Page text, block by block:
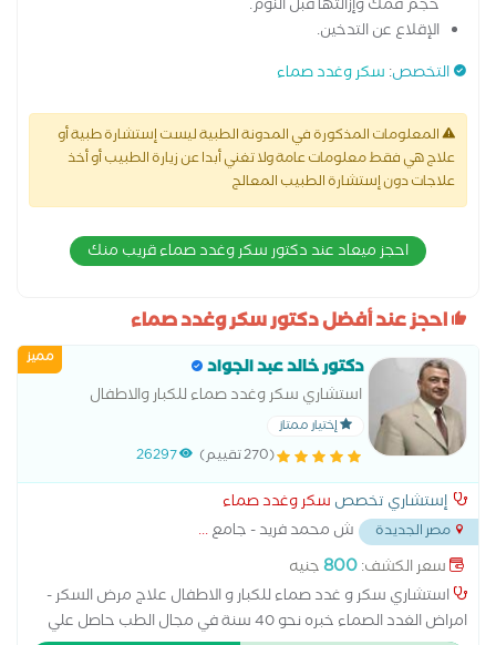
حجم فمك وإزالتها قبل النوم.
الإقلاع عن التدخين.
التخصص: سكر وغدد صماء
المعلومات المذكورة في المدونة الطبية ليست إستشارة طبية أو
علاج هي فقط معلومات عامة ولا تغني أبدا عن زيارة الطبيب أو أخذ
علاجات دون إستشارة الطبيب المعالج
احجز ميعاد عند دكتور سكر وغدد صماء قريب منك
احجز عند أفضل دكتور سكر وغدد صماء
مميز دكتور خالد عبد الجواد
استشاري سكر وغدد صماء للكبار والاطفال
إختيار ممتاز
(270 تقييم) 26297
إستشاري تخصص سكر وغدد صماء
مصر الجديدة ش محمد فريد - جامع...
سعر الكشف:800جنيه
استشاري سكر و غدد صماء للكبار و الاطفال علاج مرض السكر -
امراض الغدد الصماء خبره نحو 40 سنة في مجال الطب حاصل علي